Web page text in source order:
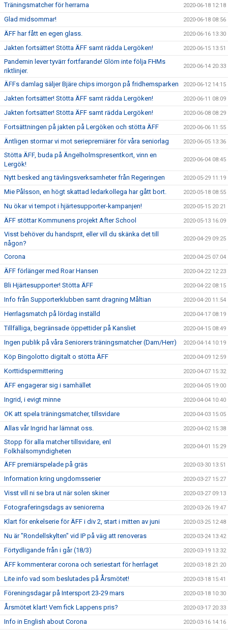
Träningsmatcher för herrarna 2020-06-18 12:18
Glad midsommar! 2020-06-18 08:56
ÄFF har fått en egen glass. 2020-06-16 13:30
Jakten fortsätter! Stötta ÄFF samt rädda Lergöken! 2020-06-15 13:51
Pandemin lever tyvärr fortfarande! Glöm inte följa FHMs
riktlinjer.
2020-06-14 20:33
ÄFFs damlag säljer Bjäre chips imorgon på fridhemsparken 2020-06-12 14:15
Jakten fortsätter! Stötta ÄFF samt rädda Lergöken! 2020-06-11 08:09
Jakten fortsätter! Stötta ÄFF samt rädda Lergöken! 2020-06-08 08:29
Fortsättningen på jakten på Lergöken och stötta ÄFF 2020-06-06 11:55
Äntligen stormar vi mot seriepremiärer för våra seniorlag 2020-06-05 13:36
Stötta ÄFF, buda på Ängelholmspresentkort, vinn en
Lergök!
2020-06-04 08:45
Nytt besked ang tävlingsverksamheter från Regeringen 2020-05-29 11:19
Mie Pålsson, en högt skattad ledarkollega har gått bort. 2020-05-18 08:55
Nu ökar vi tempot i hjärtesupporter-kampanjen! 2020-05-15 20:21
ÄFF stöttar Kommunens projekt After School 2020-05-13 16:09
Visst behöver du handsprit, eller vill du skänka det till
någon?
2020-04-29 09:25
Corona 2020-04-25 07:04
ÄFF förlänger med Roar Hansen 2020-04-22 12:23
Bli Hjärtesupporter! Stötta ÄFF 2020-04-22 08:15
Info från Supporterklubben samt dragning Måltian 2020-04-20 11:54
Herrlagsmatch på lördag inställd 2020-04-17 08:19
Tillfälliga, begränsade öppettider på Kansliet 2020-04-15 08:49
Ingen publik på våra Seniorers träningsmatcher (Dam/Herr) 2020-04-14 10:19
Köp Bingolotto digitalt o stötta ÄFF 2020-04-09 12:59
Korttidspermittering 2020-04-07 15:32
ÄFF engagerar sig i samhället 2020-04-05 19:00
Ingrid, i evigt minne 2020-04-04 10:40
OK att spela träningsmatcher, tillsvidare 2020-04-03 15:05
Allas vår Ingrid har lämnat oss. 2020-04-02 15:38
Stopp för alla matcher tillsvidare, enl
Folkhälsomyndigheten
2020-04-01 15:29
ÄFF premiärspelade på gräs 2020-03-30 13:51
Information kring ungdomsserier 2020-03-27 15:27
Visst vill ni se bra ut när solen skiner 2020-03-27 09:13
Fotograferingsdags av seniorerna 2020-03-26 19:47
Klart för enkelserie för ÄFF i div 2, start i mitten av juni 2020-03-25 12:48
Nu är "Rondellskylten" vid IP på väg att renoveras 2020-03-24 13:42
Förtydligande från i går (18/3) 2020-03-19 13:32
ÄFF kommenterar corona och seriestart för herrlaget 2020-03-18 21:20
Lite info vad som beslutades på Årsmötet! 2020-03-18 15:41
Föreningsdagar på Intersport 23-29 mars 2020-03-18 10:30
Årsmötet klart! Vem fick Lappens pris? 2020-03-17 20:33
Info in English about Corona 2020-03-16 14:16